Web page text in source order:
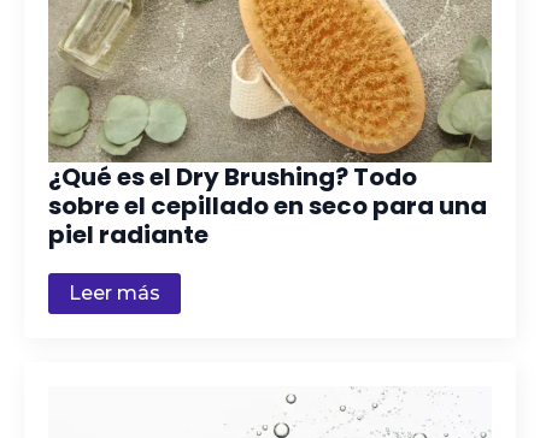
¿Qué es el Dry Brushing? Todo
sobre el cepillado en seco para una
piel radiante
Leer más